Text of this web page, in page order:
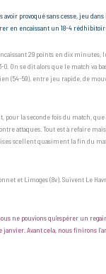
provoqué sans cesse, jeu
en encaissant un 18-4
29 points en dix
On se dit alors que le match va
(54-59), entre jeu rapide, de
pour la seconde fois du match,
attaques. Tout est à refaire
scellent quasiment la fin du
et Limoges (8v). Suivent Le
ne pouvions qu’espérer un
janvier. Avant cela, nous finirons